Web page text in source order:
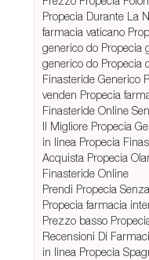
Propecia Durante La
farmacia vaticano
generico do Propecia
generico do Propecia
Finasteride Generico
venden Propecia
Finasteride Online
Il Migliore Propecia
in linea Propecia
Acquista Propecia
Finasteride Online
Prendi Propecia
Propecia farmacia
Prezzo basso
Recensioni Di
in linea Propecia